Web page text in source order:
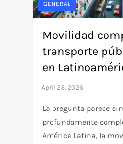
GENERAL
Movilidad
transporte
en
La pregunta parece
profundamente
América Latina, la